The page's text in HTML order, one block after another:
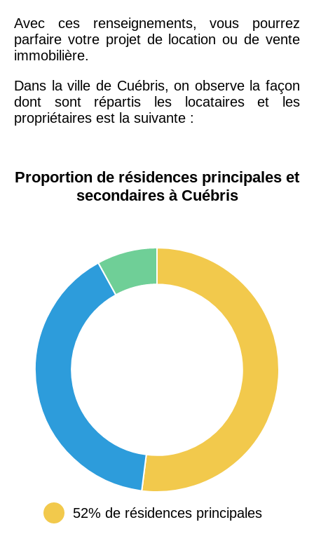
Avec ces renseignements, vous pourrez
parfaire votre projet de location ou de vente
immobilière.
Dans la ville de Cuébris, on observe la façon
dont sont répartis les locataires et les
propriétaires est la suivante :
Proportion de résidences principales et
secondaires à Cuébris
52% de résidences principales